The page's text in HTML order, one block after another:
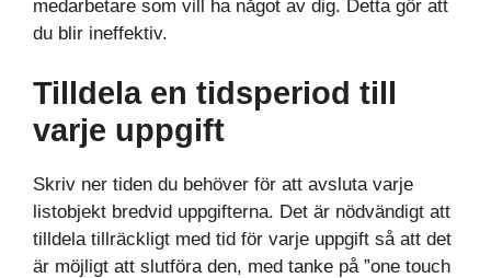
medarbetare som vill ha något av dig. Detta gör att
du blir ineffektiv.
Tilldela en tidsperiod till
varje uppgift
Skriv ner tiden du behöver för att avsluta varje
listobjekt bredvid uppgifterna. Det är nödvändigt att
tilldela tillräckligt med tid för varje uppgift så att det
är möjligt att slutföra den, med tanke på ”one touch